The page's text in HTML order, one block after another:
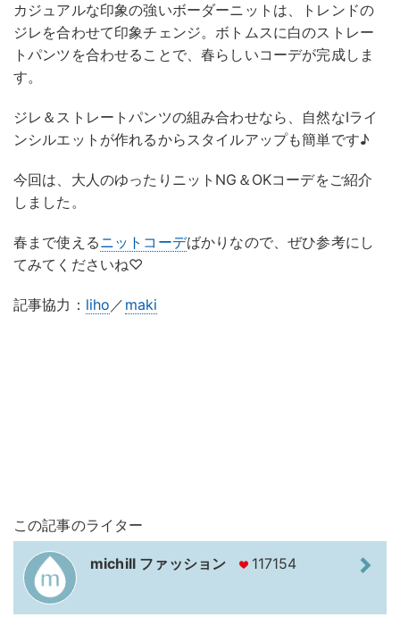
カジュアルな印象の強いボーダーニットは、トレンドの
ジレを合わせて印象チェンジ。ボトムスに白のストレー
トパンツを合わせることで、春らしいコーデが完成しま
す。
ジレ＆ストレートパンツの組み合わせなら、自然なIライ
ンシルエットが作れるからスタイルアップも簡単です♪
今回は、大人のゆったりニットNG＆OKコーデをご紹介
しました。
春まで使えるニットコーデばかりなので、ぜひ参考にし
てみてくださいね♡
記事協力： liho ／ maki
この記事のライター
michill ファッション 117154